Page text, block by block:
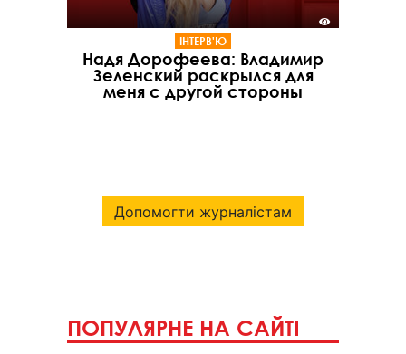
ІНТЕРВ'Ю
Надя Дорофеева: Владимир
Зеленский раскрылся для
меня с другой стороны
Допомогти журналістам
ПОПУЛЯРНЕ НА САЙТІ